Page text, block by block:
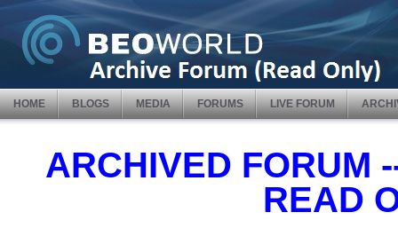
HOME BLOGS MEDIA FORUMS LIVE FORUM
ARCHIVED FORUM
READ